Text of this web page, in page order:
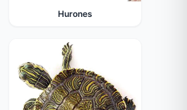
Hurones